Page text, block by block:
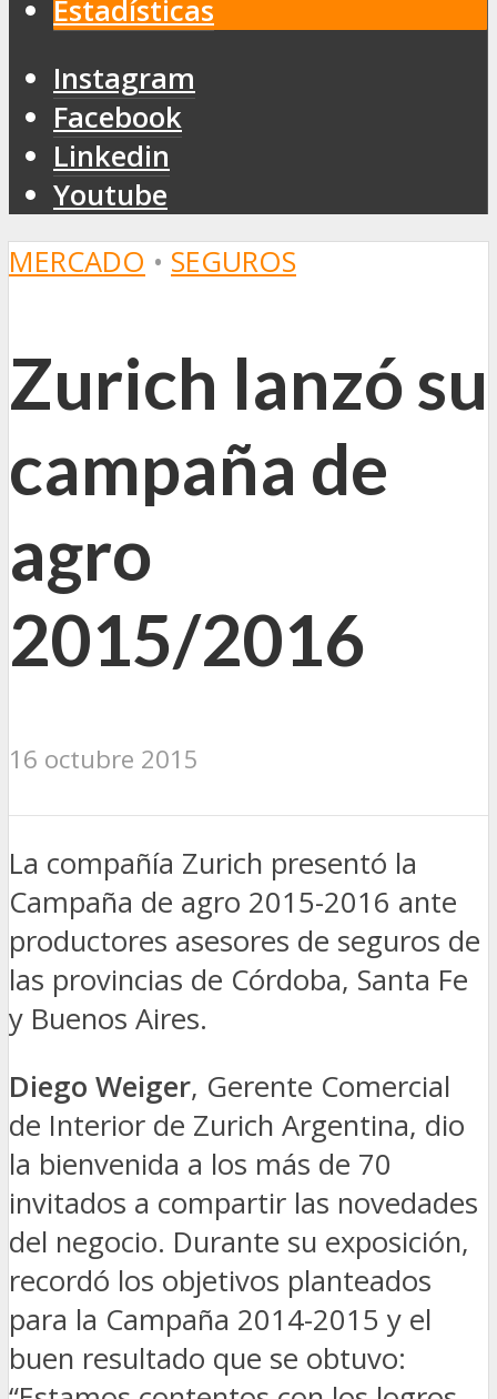
Estadísticas
Instagram
Facebook
Linkedin
Youtube
MERCADO • SEGUROS
Zurich lanzó su
campaña de
agro
2015/2016
16 octubre 2015
La compañía Zurich presentó la
Campaña de agro 2015-2016 ante
productores asesores de seguros de
las provincias de Córdoba, Santa Fe
y Buenos Aires.
Diego Weiger, Gerente Comercial
de Interior de Zurich Argentina, dio
la bienvenida a los más de 70
invitados a compartir las novedades
del negocio. Durante su exposición,
recordó los objetivos planteados
para la Campaña 2014-2015 y el
buen resultado que se obtuvo: